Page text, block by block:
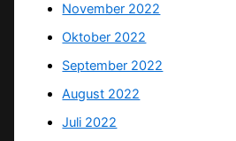
November 2022
Oktober 2022
September 2022
August 2022
Juli 2022